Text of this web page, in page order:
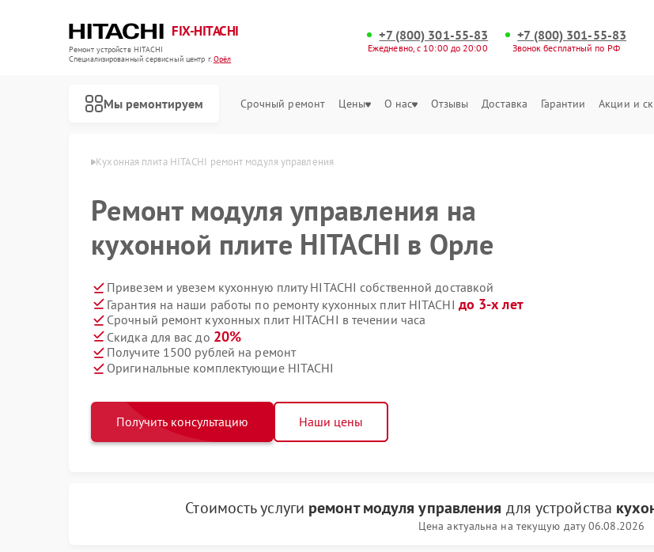
FIX-HITACHI
Ремонт устройств HITACHI
Специализированный cервисный центр г.Орёл
+7 (800) 301-55-83
Ежедневно, с 10:00 до 20:00
+7 (800) 301-55-83
Звонок бесплатный по РФ
Мы ремонтируем Срочный ремонт Цены О нас Отзывы Доставка Гарантии Акции и
HITACHI в Орле Кухонная плита HITACHI ремонт модуля управления
Ремонт модуля управления на
кухонной плите HITACHI в Орле
Привезем и увезем кухонную плиту HITACHI собственной доставкой
Гарантия на наши работы по ремонту кухонных плит HITACHI до 3-х лет
Срочный ремонт кухонных плит HITACHI в течении часа
Скидка для вас до 20%
Получите 1500 рублей на ремонт
Оригинальные комплектующие HITACHI
Получить консультацию Наши цены
Стоимость услуги ремонт модуля управления для устройства
Цена актуальна на текущую дату 06.08.2026